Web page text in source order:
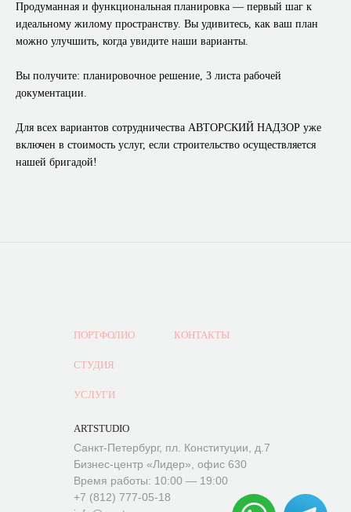
План расстановки мебели и оборудования (несколько
вариантов)
План возводимых перегородок
Продуманная и функциональная планировка — первый шаг к
идеальному жилому пространству. Вы удивитесь, как ваш план
можно улучшить, когда увидите наши варианты.
Вы получите: планировочное решение, 3 листа рабочей
документации.
Для всех вариантов сотрудничества АВТОРСКИЙ НАДЗОР уже
включен в стоимость услуг, если строительство осуществляется
нашей бригадой!
ПОРТФОЛИО
СТУДИЯ
УСЛУГИ
КОНТАКТЫ
ARTSTUDIO
Санкт-Петербург, пл. Конституции, д.7
Бизнес-центр «Лидер», офис 630
Время работы: 10:00 — 19:00
+7 (812) 777-05-18